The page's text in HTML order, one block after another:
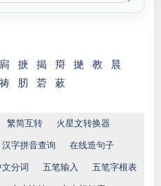
扄 掶 揭 搿 撧 教
晨
祷 肕 菪 蔌
繁简互转 火星文转换器
汉字拼音查询 在线造句子
文分词 五笔输入 五笔字根表